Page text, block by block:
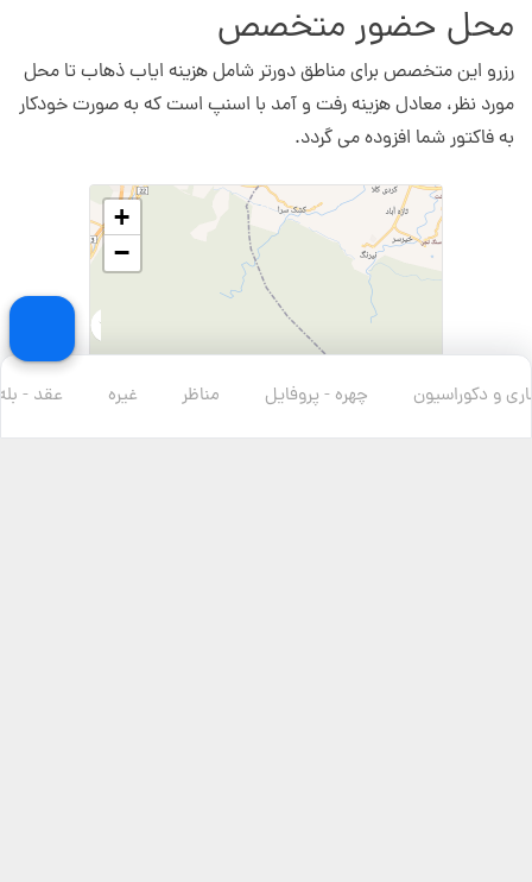
و دکوراسیون چهره - پروفایل مناظر غیره عقد -
محل حضور متخصص
رزرو این متخصص برای مناطق دورتر شامل هزینه ایاب ذهاب تا محل
مورد نظر، معادل هزینه رفت و آمد با اسنپ است که به صورت خودکار
به فاکتور شما افزوده می گردد.
+
−